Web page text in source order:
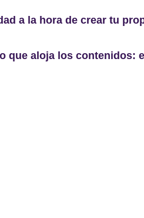
a la hora de crear tu
que aloja los contenidos: